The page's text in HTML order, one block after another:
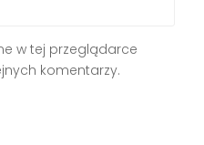
w tej przeglądarce
komentarzy.